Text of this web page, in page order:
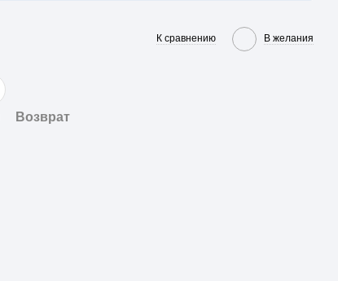
К сравнению В желания
Возврат